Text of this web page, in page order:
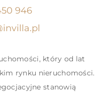
946
który od lat
rynku nieruchomości.
stanowią